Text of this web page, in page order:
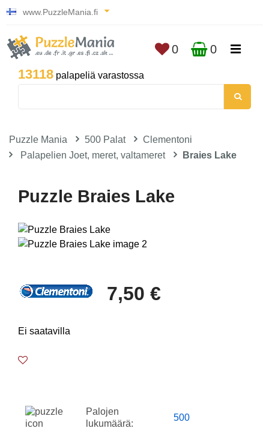
www.PuzzleMania.fi
13118 palapeliä varastossa
0 0
Puzzle Mania 500 Palat
Clementoni
Palapelien Joet, meret, valtameret
Braies Lake
Puzzle Braies Lake
7,50 €
Ei saatavilla
Palojen
lukumäärä:
500